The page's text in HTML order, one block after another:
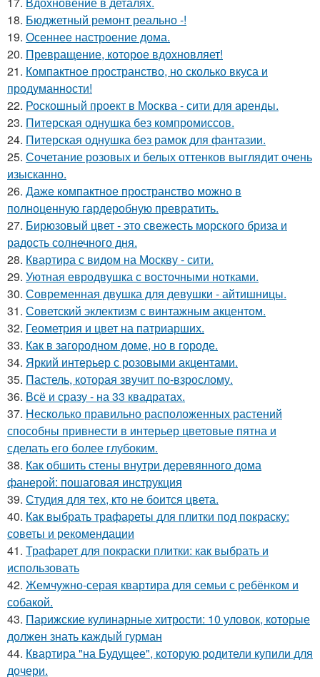
18. Бюджетный ремонт реально -!
19. Осеннее настроение дома.
20. Превращение, которое вдохновляет!
21. Компактное пространство, но сколько вкуса и
продуманности!
22. Роскошный проект в Москва - сити для аренды.
23. Питерская однушка без компромиссов.
24. Питерская однушка без рамок для фантазии.
25. Сочетание розовых и белых оттенков выглядит очень
изысканно.
26. Даже компактное пространство можно в
полноценную гардеробную превратить.
27. Бирюзовый цвет - это свежесть морского бриза и
радость солнечного дня.
28. Квартира с видом на Москву - сити.
29. Уютная евродвушка с восточными нотками.
30. Современная двушка для девушки - айтишницы.
31. Советский эклектизм с винтажным акцентом.
32. Геометрия и цвет на патриарших.
33. Как в загородном доме, но в городе.
34. Яркий интерьер с розовыми акцентами.
35. Пастель, которая звучит по-взрослому.
36. Всё и сразу - на 33 квадратах.
37. Несколько правильно расположенных растений
способны привнести в интерьер цветовые пятна и
сделать его более глубоким.
38. Как обшить стены внутри деревянного дома
фанерой: пошаговая инструкция
39. Студия для тех, кто не боится цвета.
40. Как выбрать трафареты для плитки под покраску:
советы и рекомендации
41. Трафарет для покраски плитки: как выбрать и
использовать
42. Жемчужно-серая квартира для семьи с ребёнком и
собакой.
43. Парижские кулинарные хитрости: 10 уловок, которые
должен знать каждый гурман
44. Квартира "на Будущее", которую родители купили для
дочери.